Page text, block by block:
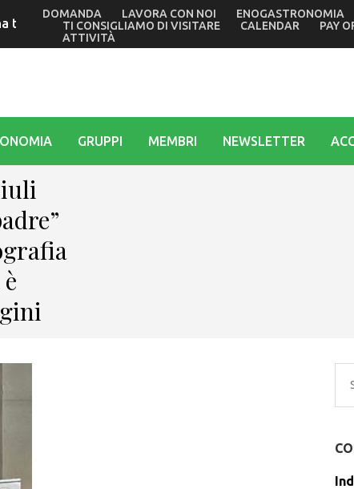
spettacolo: a Basaldella ultima proposta prima di
DOMANDA LAVORA CON NOI ENOGASTRONOMIA
TI CONSIGLIAMO DI VISITARE
CALENDAR PAY
ATTIVITÀ
GRUPPI MEMBRI NEWSLETTER